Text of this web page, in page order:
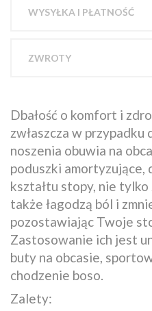
WYSYŁKA I PŁATNOŚĆ
ZWROTY
Dbałość o komfort i
zwłaszcza w przypadku
noszenia obuwia na
poduszki amortyzujące,
kształtu stopy, nie
także łagodzą ból i
pozostawiając Twoje
Zastosowanie ich jest
buty na obcasie,
chodzenie boso.
Zalety: